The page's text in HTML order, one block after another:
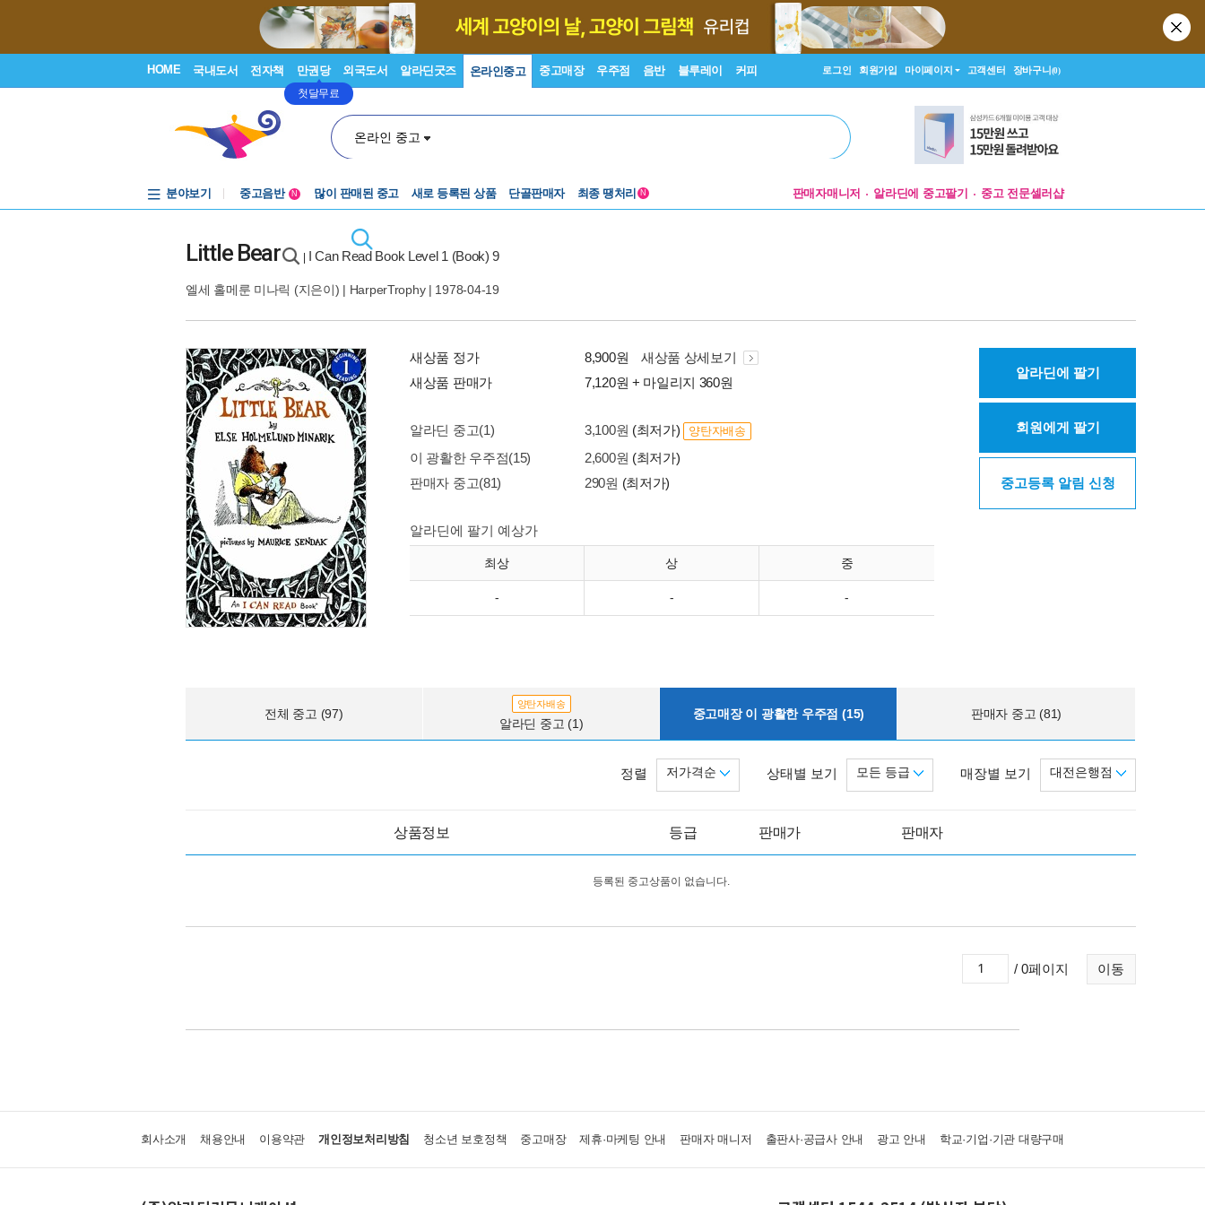
HOME 국내도서 전자책 만권당
첫달무료
외국도서 알라딘굿즈 온라인중고 중고매장 우주점 음반 블루레이 커피 로그인 회원가입 마이페이지 고객센터 장바구니(0)
온라인 중고
분야보기
중고음반
N 많이 판매된 중고 새로 등록된 상품 단골판매자 최종 땡처리 N 판매자매니저 알라딘에 중고팔기 중고 전문셀러샵
Little Bear I Can Read Book Level 1 (Book) 9
엘세 홀메룬 미나릭 (지은이) | HarperTrophy| 1978-04-19
새상품 정가 8,900원
새상품 상세보기
새상품 판매가
7,120원 + 마일리지 360원
알라딘 중고(1) 3,100원 (최저가) 양탄자배송
이 광활한 우주점(15) 2,600원 (최저가)
판매자 중고(81)
290원 (최저가)
알라딘에 팔기 예상가
최상 상 중
- - -
알라딘에 팔기
회원에게 팔기
중고등록 알림 신청
전체 중고 (97)
양탄자배송
알라딘 중고 (1)
중고매장 이 광활한 우주점 (15) 판매자 중고 (81)
매장별 보기 대전은행점
상태별 보기 모든 등급
정렬 저가격순
상품정보 등급 판매가 판매자
등록된 중고상품이 없습니다.
이동
/ 0페이지
회사소개 채용안내 이용약관 개인정보처리방침 청소년 보호정책 중고매장 제휴·마케팅 안내 판매자 매니저 출판사·공급사 안내 광고 안내 학교·기업·기관 대량구매